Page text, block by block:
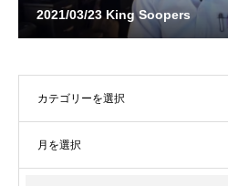
2021/03/23 King Soopers